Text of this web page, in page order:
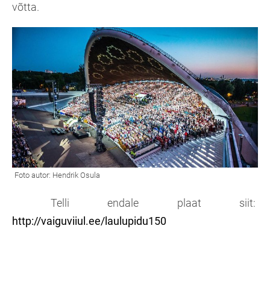
võtta.
Telli endale plaat siit:
http://vaiguviiul.ee/laulupidu150